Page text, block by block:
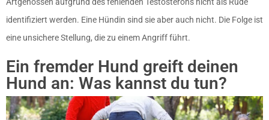
Artgenossen aufgrund des fehlenden Testosterons nicht als Rüde
identifiziert werden. Eine Hündin sind sie aber auch nicht. Die Folge ist
eine unsichere Stellung, die zu einem Angriff führt.
Ein fremder Hund greift deinen
Hund an: Was kannst du tun?